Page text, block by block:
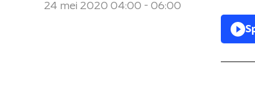
24 mei 2020 04:00 - 06:00